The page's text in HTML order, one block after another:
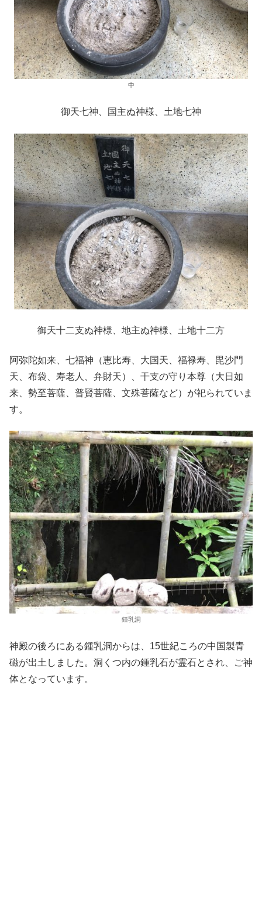
中
御天七神、国主ぬ神様、土地七神
御天十二支ぬ神様、地主ぬ神様、土地十二方
阿弥陀如来、七福神（恵比寿、大国天、福禄寿、毘沙門
天、布袋、寿老人、弁財天）、干支の守り本尊（大日如
来、勢至菩薩、普賢菩薩、文殊菩薩など）が祀られていま
す。
鍾乳洞
神殿の後ろにある鍾乳洞からは、15世紀ころの中国製青
磁が出土しました。洞くつ内の鍾乳石が霊石とされ、ご神
体となっています。